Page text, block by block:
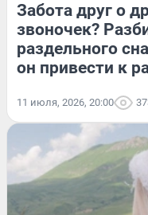
Забота друг о
звоночек?
раздельного
он привести к
11 июля, 2026, 20:00